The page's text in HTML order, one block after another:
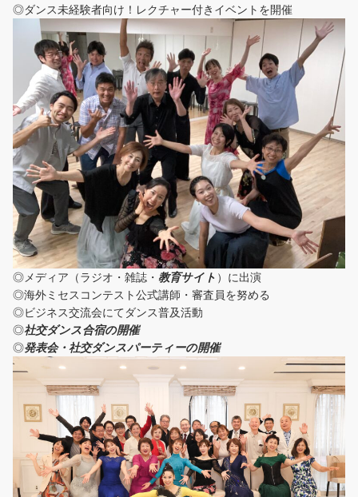
◎ダンス未経験者向け！レクチャー付きイベントを開催
◎メディア（ラジオ・雑誌・ 教育サイト ）に出演
◎海外ミセスコンテスト公式講師・審査員を努める
◎ビジネス交流会にてダンス普及活動
◎社交ダンス合宿の開催
◎発表会・社交ダンスパーティーの開催